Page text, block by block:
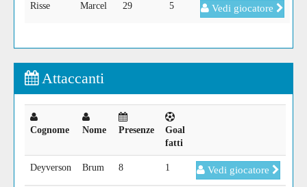
Risse Marcel 29 5 Vedi giocatore
Attaccanti
Cognome Nome Presenze
Goal
fatti
Deyverson Brum 8 1 Vedi giocatore